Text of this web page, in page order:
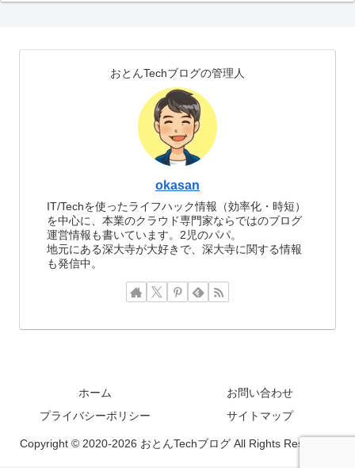
おとんTechブログの管理人
okasan
IT/Techを使ったライフハック情報（効率化・時短）
を中心に、本業のクラウド専門家ならではのブログ
運営情報も書いています。2児のパパ。
地元にある深大寺が大好きで、深大寺に関する情報
も発信中。
ホーム
お問い合わせ
プライバシーポリシー
サイトマップ
Copyright © 2020-2026 おとんTechブログ All Rights Reserved.